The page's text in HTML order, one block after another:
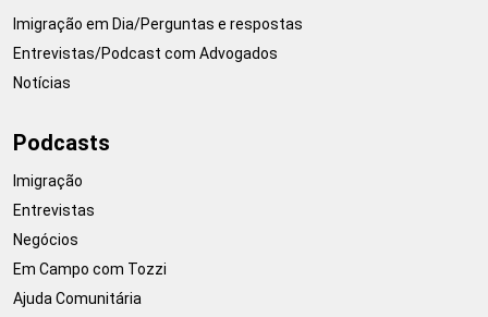
Imigração em Dia/Perguntas e respostas
Entrevistas/Podcast com Advogados
Notícias
Podcasts
Imigração
Entrevistas
Negócios
Em Campo com Tozzi
Ajuda Comunitária